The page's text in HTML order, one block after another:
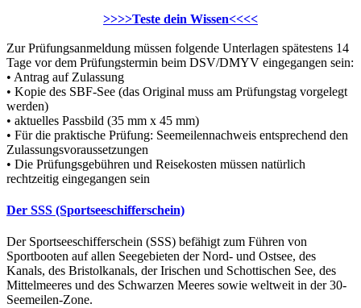
>>>>Teste dein Wissen<<<<
Zur Prüfungsanmeldung müssen folgende Unterlagen spätestens 14
Tage vor dem Prüfungstermin beim DSV/DMYV eingegangen sein:
• Antrag auf Zulassung
• Kopie des SBF-See (das Original muss am Prüfungstag vorgelegt
werden)
• aktuelles Passbild (35 mm x 45 mm)
• Für die praktische Prüfung: Seemeilennachweis entsprechend den
Zulassungsvoraussetzungen
• Die Prüfungsgebühren und Reisekosten müssen natürlich
rechtzeitig eingegangen sein
Der SSS (Sportseeschifferschein)
Der Sportseeschifferschein (SSS) befähigt zum Führen von
Sportbooten auf allen Seegebieten der Nord- und Ostsee, des
Kanals, des Bristolkanals, der Irischen und Schottischen See, des
Mittelmeeres und des Schwarzen Meeres sowie weltweit in der 30-
Seemeilen-Zone.